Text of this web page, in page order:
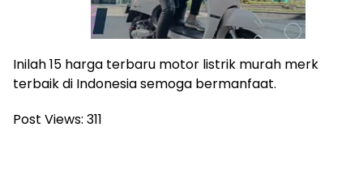
Inilah 15 harga terbaru motor listrik murah merk
terbaik di Indonesia semoga bermanfaat.
Post Views: 311